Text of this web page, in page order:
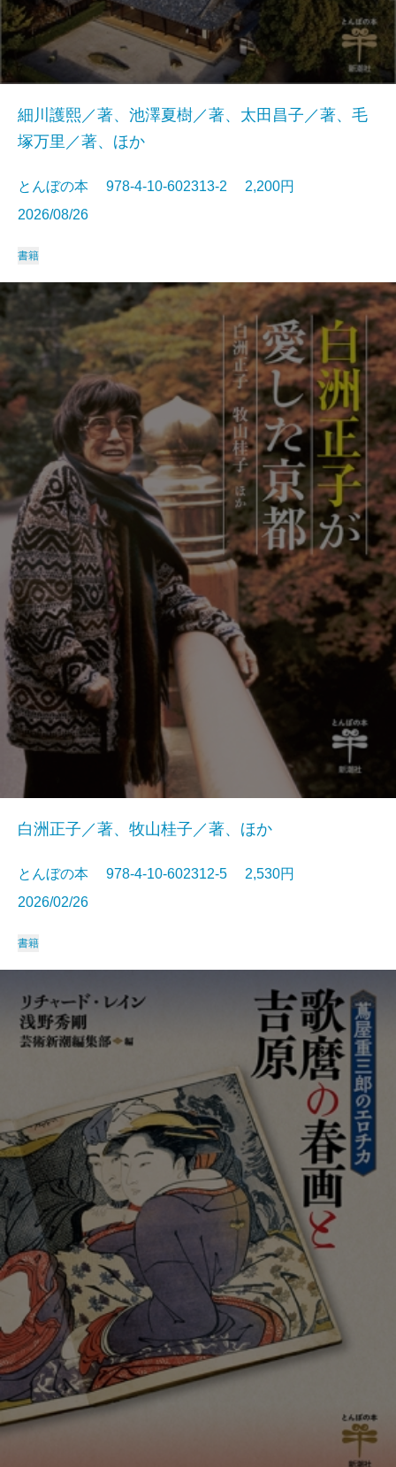
細川護熙／著、池澤夏樹／著、太田昌子／著、毛
塚万里／著、ほか
とんぼの本 978-4-10-602313-2 2,200円
2026/08/26
書籍
白洲正子／著、牧山桂子／著、ほか
とんぼの本 978-4-10-602312-5 2,530円
2026/02/26
書籍